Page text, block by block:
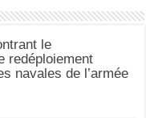
le
redéploiement
navales de l’armée